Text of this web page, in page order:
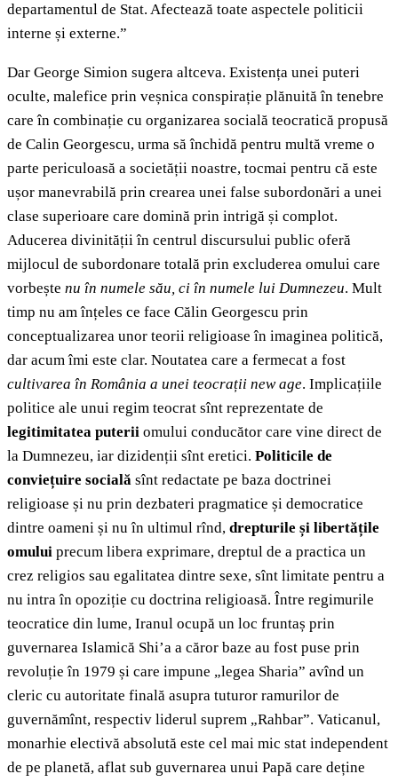
departamentul de Stat. Afectează toate aspectele politicii
interne și externe.”
Dar George Simion sugera altceva. Existența unei puteri
oculte, malefice prin veșnica conspirație plănuită în tenebre
care în combinație cu organizarea socială teocratică propusă
de Calin Georgescu, urma să închidă pentru multă vreme o
parte periculoasă a societății noastre, tocmai pentru că este
ușor manevrabilă prin crearea unei false subordonări a unei
clase superioare care domină prin intrigă și complot.
Aducerea divinității în centrul discursului public oferă
mijlocul de subordonare totală prin excluderea omului care
vorbește nu în numele său, ci în numele lui Dumnezeu. Mult
timp nu am înțeles ce face Călin Georgescu prin
conceptualizarea unor teorii religioase în imaginea politică,
dar acum îmi este clar. Noutatea care a fermecat a fost
cultivarea în România a unei teocrații new age. Implicațiile
politice ale unui regim teocrat sînt reprezentate de
legitimitatea puterii omului conducător care vine direct de
la Dumnezeu, iar dizidenții sînt eretici. Politicile de
conviețuire socială sînt redactate pe baza doctrinei
religioase și nu prin dezbateri pragmatice și democratice
dintre oameni și nu în ultimul rînd, drepturile și libertățile
omului precum libera exprimare, dreptul de a practica un
crez religios sau egalitatea dintre sexe, sînt limitate pentru a
nu intra în opoziție cu doctrina religioasă. Între regimurile
teocratice din lume, Iranul ocupă un loc fruntaș prin
guvernarea Islamică Shi’a a căror baze au fost puse prin
revoluție în 1979 și care impune „legea Sharia” avînd un
cleric cu autoritate finală asupra tuturor ramurilor de
guvernămînt, respectiv liderul suprem „Rahbar”. Vaticanul,
monarhie electivă absolută este cel mai mic stat independent
de pe planetă, aflat sub guvernarea unui Papă care deține